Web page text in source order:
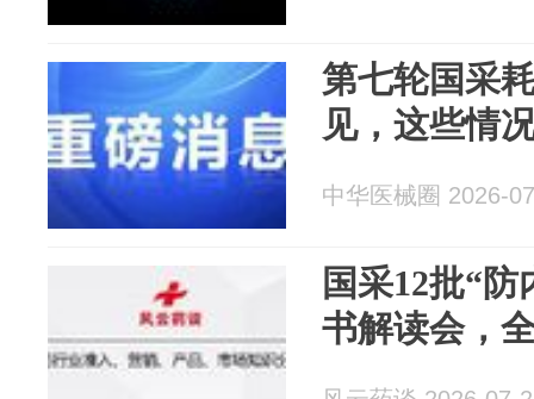
第七轮国采
见，这些情
中华医械圈 2026-
国采12批“
书解读会，